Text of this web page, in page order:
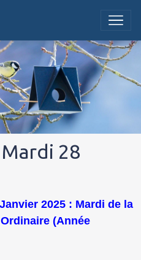
28
2025 : Mardi de la
(Année